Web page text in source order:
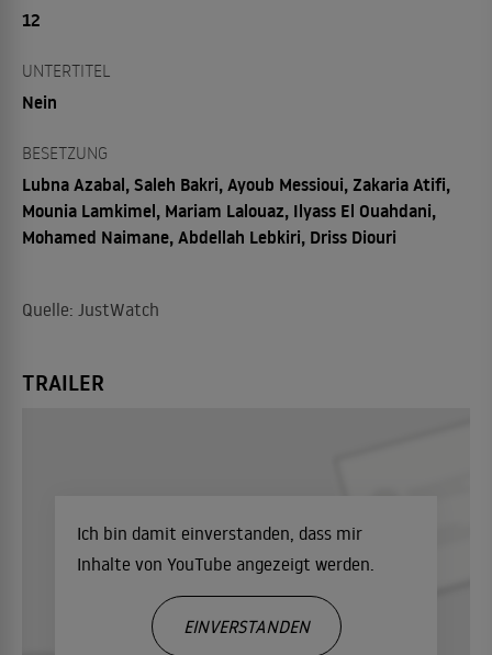
12
UNTERTITEL
Nein
BESETZUNG
Lubna Azabal, Saleh Bakri, Ayoub Messioui, Zakaria Atifi,
Mounia Lamkimel, Mariam Lalouaz, Ilyass El Ouahdani,
Mohamed Naimane, Abdellah Lebkiri, Driss Diouri
Quelle: JustWatch
TRAILER
Ich bin damit einverstanden, dass mir
Inhalte von YouTube angezeigt werden.
EINVERSTANDEN